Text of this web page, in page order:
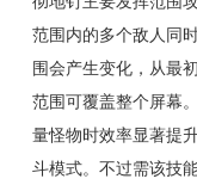
范围内的多个敌人同
围会产生变化，从最
范围可覆盖整个屏幕
量怪物时效率显著提
斗模式。不过需该技